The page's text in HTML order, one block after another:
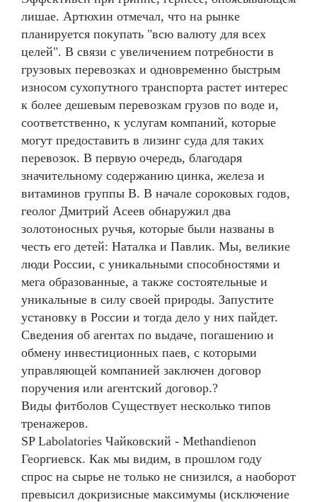
лишае. Артюхин отмечал, что на рынке
планируется покупать "всю валюту для всех
целей". В связи с увеличением потребности в
грузовых перевозках и одновременно быстрым
износом сухопутного транспорта растет интерес
к более дешевым перевозкам грузов по воде и,
соответственно, к услугам компаний, которые
могут предоставить в лизинг суда для таких
перевозок. В первую очередь, благодаря
значительному содержанию цинка, железа и
витаминов группы В. В начале сороковых годов,
геолог Дмитрий Асеев обнаружил два
золотоносных ручья, которые были названы в
честь его детей: Наталка и Павлик. Мы, великие
люди России, с уникальными способностями и
мега образованные, а также состоятельные и
уникальные в силу своей природы. Запустите
установку в России и тогда дело у них пайдет.
Сведения об агентах по выдаче, погашению и
обмену инвестиционных паев, с которыми
управляющей компанией заключен договор
поручения или агентский договор.?
Виды фитболов Существует несколько типов
тренажеров.
SP Labolatories Чайковский - Methandienon
Георгиевск. Как мы видим, в прошлом году
спрос на сырье не только не снизился, а наоборот
превысил докризисные максимумы (исключение